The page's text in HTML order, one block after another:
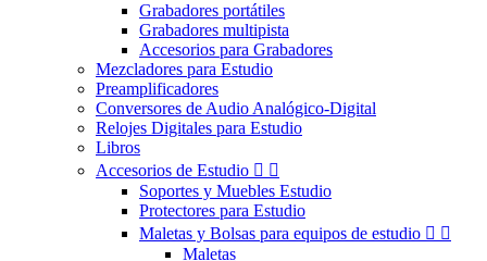
Grabadores portátiles
Grabadores multipista
Accesorios para Grabadores
Mezcladores para Estudio
Preamplificadores
Conversores de Audio Analógico-Digital
Relojes Digitales para Estudio
Libros
Accesorios de Estudio  
Soportes y Muebles Estudio
Protectores para Estudio
Maletas y Bolsas para equipos de estudio  
Maletas